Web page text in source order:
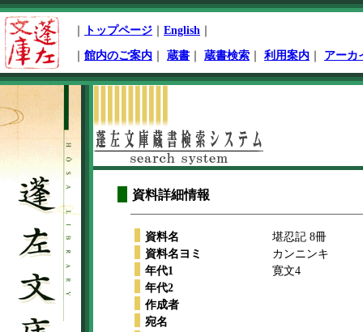
ペ
ー
ジ
先
頭
トップページ English
館内のご案内 蔵書 蔵書検索 利用案内 アーカ
開
始
資料詳細情報
資料名
堪忍記 8冊
資料名ヨミ
カンニンキ
年代1
寛文4
年代2
作成者
宛名